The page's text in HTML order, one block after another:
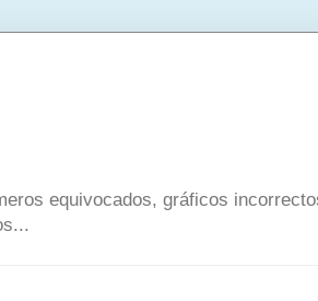
equivocados, gráficos